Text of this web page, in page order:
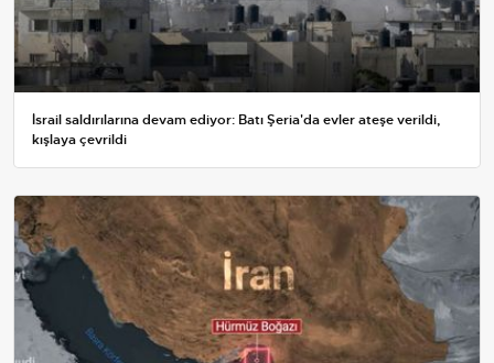
İsrail saldırılarına devam ediyor: Batı Şeria'da evler ateşe verildi,
kışlaya çevrildi